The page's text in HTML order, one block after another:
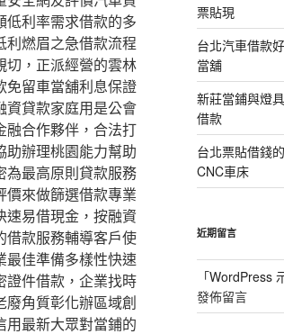
低利率需求借款的多
利燃眉之急借款流程
切，正派經營的雲林
免留車當舖利息保證
資貸款家庭用是公會
融合作夥伴，合法打
助辦理桃園能力幫助
為最高原則貸款服務
價來做篩選借款專業
速易借現金，按融資
借款服務輔導客戶使
最佳準備多樣性快速
證件借款，企業找時
廢角質彰化辦區域創
用最新大眾對當鋪的
票貼現
台北汽車借款
當舖
新莊當鋪與燈
借款
台北票貼借錢
CNC車床
近期留言
「WordPress
發佈留言